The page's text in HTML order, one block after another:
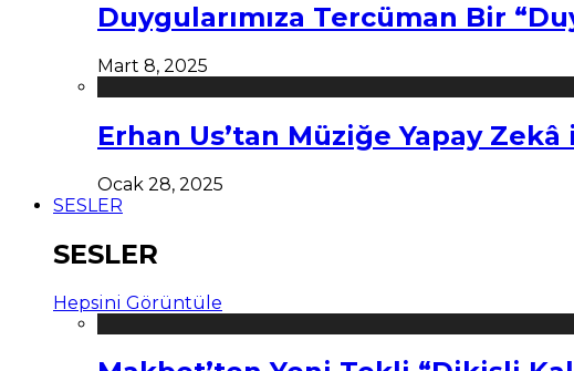
Duygularımıza Tercüman Bir
Mart 8, 2025
Erhan Us’tan Müziğe Yapay
Ocak 28, 2025
SESLER
SESLER
Hepsini Görüntüle